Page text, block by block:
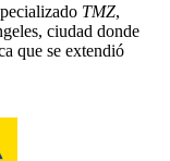
TMZ,
ciudad donde
que se extendió